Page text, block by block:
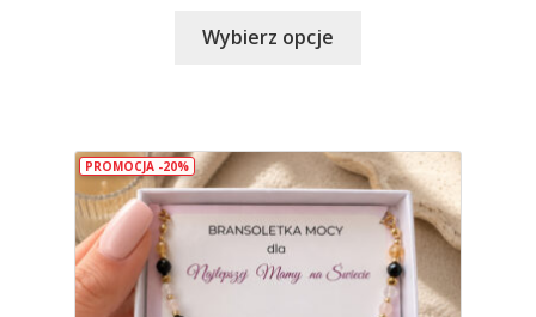
Wybierz opcje
Opcje
można
wybrać
stronie
PROMOCJA -20%